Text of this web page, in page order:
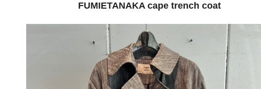
FUMIETANAKA cape trench coat